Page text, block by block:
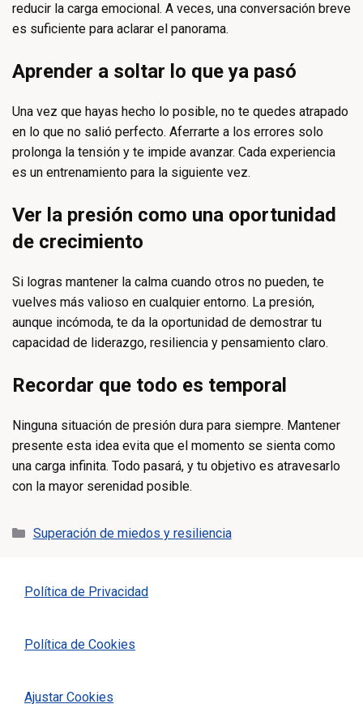
reducir la carga emocional. A veces, una conversación breve
es suficiente para aclarar el panorama.
Aprender a soltar lo que ya pasó
Una vez que hayas hecho lo posible, no te quedes atrapado
en lo que no salió perfecto. Aferrarte a los errores solo
prolonga la tensión y te impide avanzar. Cada experiencia
es un entrenamiento para la siguiente vez.
Ver la presión como una oportunidad
de crecimiento
Si logras mantener la calma cuando otros no pueden, te
vuelves más valioso en cualquier entorno. La presión,
aunque incómoda, te da la oportunidad de demostrar tu
capacidad de liderazgo, resiliencia y pensamiento claro.
Recordar que todo es temporal
Ninguna situación de presión dura para siempre. Mantener
presente esta idea evita que el momento se sienta como
una carga infinita. Todo pasará, y tu objetivo es atravesarlo
con la mayor serenidad posible.
Categorías
Superación de miedos y resiliencia
Política de Privacidad
Política de Cookies
Ajustar Cookies